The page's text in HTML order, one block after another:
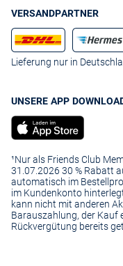
VERSANDPARTNER
Lieferung nur in
UNSERE APP
¹Nur als Friends Club
31.07.2026 30 % Rabatt
automatisch im
im Kundenkonto
kann nicht mit anderen
Barauszahlung, der Kauf
Rückvergütung bereits